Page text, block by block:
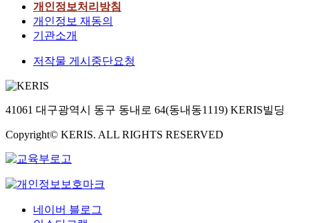
개인정보처리방침
개인정보 재동의
기관소개
저작물 게시중단요청
41061 대구광역시 동구 동내로 64(동내동1119) KERIS빌딩
Copyright© KERIS. ALL RIGHTS RESERVED
네이버 블로그